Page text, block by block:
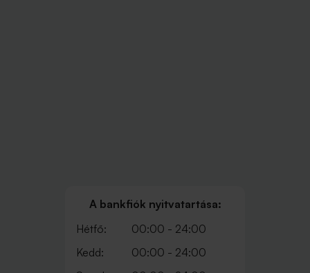
A bankfiók nyitvatartása:
Hétfő:
00:00 - 24:00
Kedd:
00:00 - 24:00